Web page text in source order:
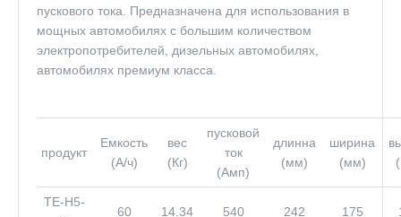
пускового тока. Предназначена для использования в
мощных автомобилях с большим количеством
электропотребителей, дизельных автомобилях,
автомобилях премиум класса.
продукт
Емкость
(А/ч)
вес
(Кг)
пусковой
ток
(Амп)
длинна
(мм)
ширина
(мм)
TE-H5-
60 14.34 540 242 175